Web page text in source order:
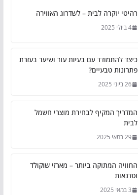
רהיטי יוקרה לבית – לשדרוג האווירה
4 ביולי 2025
כיצד להתמודד עם בעיות עור ושיער בעזרת
פתרונות טבעיים?
26 ביוני 2025
המדריך המקיף לבחירת מוצרי חשמל
לבית
29 במאי 2025
החוויה המתוקה ביותר – מארזי שוקולד
וסדנאות
3 במאי 2025